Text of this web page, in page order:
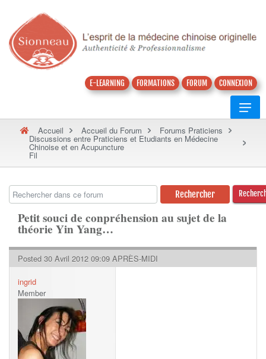
E-LEARNING FORMATIONS FORUM CONNEXION
Accueil Accueil du Forum Forums Praticiens
Discussions entre Praticiens et Etudiants en Médecine
Chinoise et en Acupuncture
Fil
Petit souci de conpréhension au sujet de la
théorie Yin Yang…
Posted 30 Avril 2012 09:09 APRÈS-MIDI
ingrid
Member